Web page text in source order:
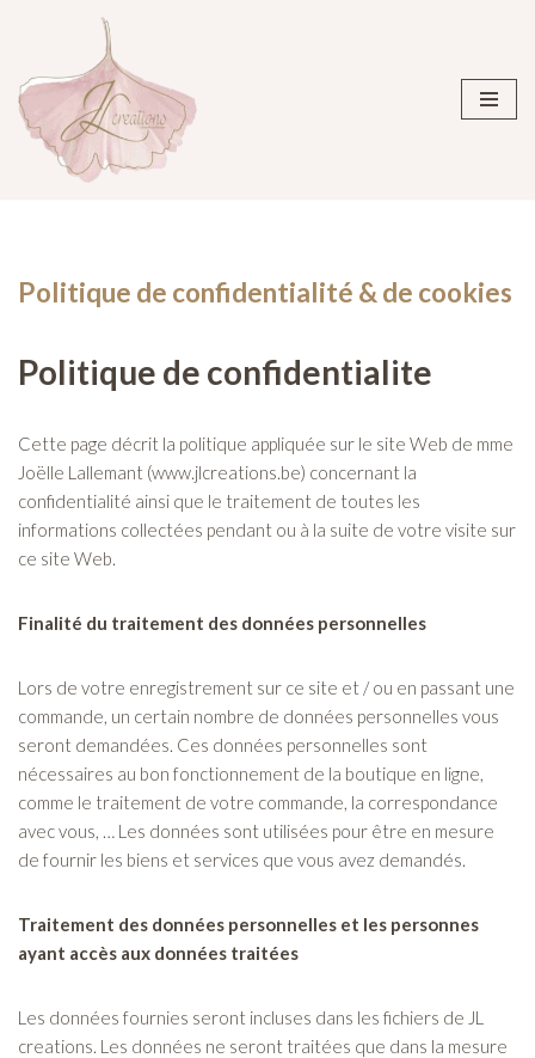
au
contenu
Politique de confidentialité & de cookies
Politique de confidentialite
Cette page décrit la politique appliquée sur le site Web de mme
Joëlle Lallemant (www.jlcreations.be) concernant la
confidentialité ainsi que le traitement de toutes les
informations collectées pendant ou à la suite de votre visite sur
ce site Web.
Finalité du traitement des données personnelles
Lors de votre enregistrement sur ce site et / ou en passant une
commande, un certain nombre de données personnelles vous
seront demandées. Ces données personnelles sont
nécessaires au bon fonctionnement de la boutique en ligne,
comme le traitement de votre commande, la correspondance
avec vous, … Les données sont utilisées pour être en mesure
de fournir les biens et services que vous avez demandés.
Traitement des données personnelles et les personnes
ayant accès aux données traitées
Les données fournies seront incluses dans les fichiers de JL
creations. Les données ne seront traitées que dans la mesure